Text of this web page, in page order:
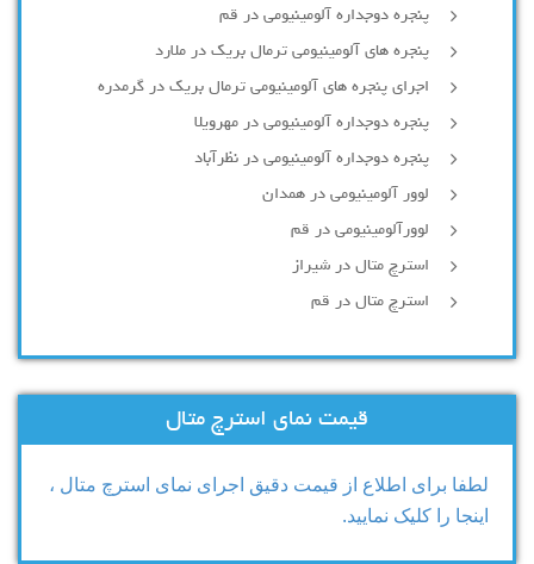
پنجره دوجداره آلومينيومی در قم
پنجره های آلومینیومی ترمال بریک در ملارد
اجرای پنجره های آلومینیومی ترمال بریک در گرمدره
پنجره دوجداره آلومینیومی در مهرویلا
پنجره دوجداره آلومینیومی در نظرآباد
لوور آلومینیومی در همدان
لوورآلومینیومی در قم
استرچ متال در شیراز
استرچ متال در قم
قیمت نمای استرچ متال
لطفا برای اطلاع از قیمت دقیق اجرای نمای استرچ متال ،
اینجا را کلیک نمایید.